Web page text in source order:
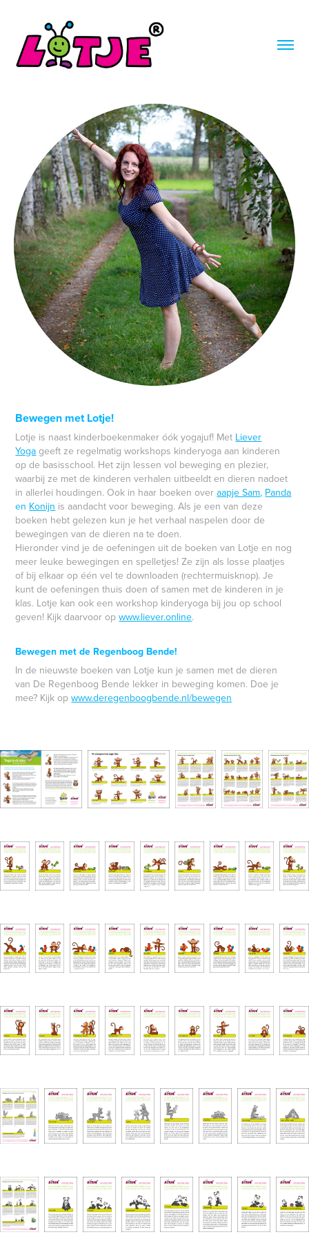
Bewegen met Lotje!
Lotje is naast kinderboekenmaker óók yogajuf! Met Liever
Yoga geeft ze regelmatig workshops kinderyoga aan kinderen
op de basisschool. Het zijn lessen vol beweging en plezier,
waarbij ze met de kinderen verhalen uitbeeldt en dieren nadoet
in allerlei houdingen. Ook in haar boeken overaapje Sam, Panda
en Konijn is aandacht voor beweging. Als je een van deze
boeken hebt gelezen kun je het verhaal naspelen door de
bewegingen van de dieren na te doen.
Hieronder vind je de oefeningen uit de boeken van Lotje en nog
meer leuke bewegingen en spelletjes! Ze zijn als losse plaatjes
of bij elkaar op één vel te downloaden (rechtermuisknop). Je
kunt de oefeningen thuis doen of samen met de kinderen in je
klas. Lotje kan ook een workshop kinderyoga bij jou op school
geven! Kijk daarvoor opwww.liever.online.
Bewegen met de Regenboog Bende!
In de nieuwste boeken van Lotje kun je samen met de dieren
van De Regenboog Bende lekker in beweging komen. Doe je
mee? Kijk opwww.deregenboogbende.nl/bewegen